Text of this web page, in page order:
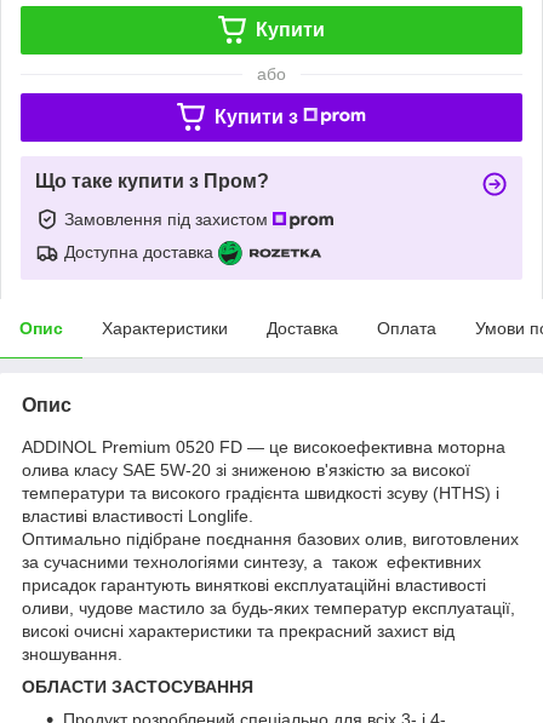
Купити
або
Купити з
Що таке купити з Пром?
Замовлення під захистом
Доступна доставка
Опис Характеристики Доставка Оплата Умови
Опис
ADDINOL Premium 0520 FD — це високоефективна моторна
олива класу SAE 5W-20 зі зниженою в'язкістю за високої
температури та високого градієнта швидкості зсуву (HTHS) і
властиві властивості Longlife.
Оптимально підібране поєднання базових олив, виготовлених
за сучасними технологіями синтезу, а також ефективних
присадок гарантують виняткові експлуатаційні властивості
оливи, чудове мастило за будь-яких температур експлуатації,
високі очисні характеристики та прекрасний захист від
зношування.
ОБЛАСТИ ЗАСТОСУВАННЯ
Продукт розроблений спеціально для всіх 3- і 4-